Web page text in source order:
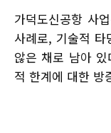
가덕도신공항 사
사례로, 기술적 타
않은 채로 남아
적 한계에 대한 방